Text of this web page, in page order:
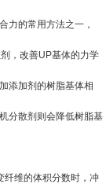
力的常用方法之一，
，改善UP基体的力学
添加剂的树脂基体相
分散剂则会降低树脂基
纤维的体积分数时，冲